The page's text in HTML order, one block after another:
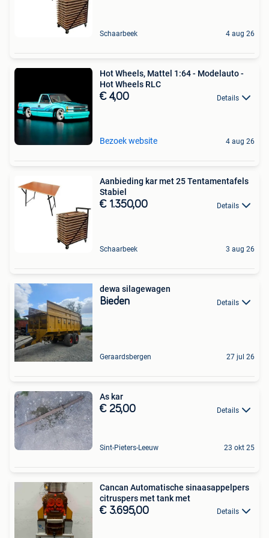
Schaarbeek 4 aug 26
Hot Wheels, Mattel 1:64 - Modelauto -
Hot Wheels RLC
€ 4,00 Details
Bezoek website 4 aug 26
Aanbieding kar met 25 Tentamentafels
Stabiel
€ 1.350,00 Details
Schaarbeek 3 aug 26
dewa silagewagen
Bieden Details
Geraardsbergen 27 jul 26
As kar
€ 25,00 Details
Sint-Pieters-Leeuw 23 okt 25
Cancan Automatische sinaasappelpers
citruspers met tank met
€ 3.695,00 Details